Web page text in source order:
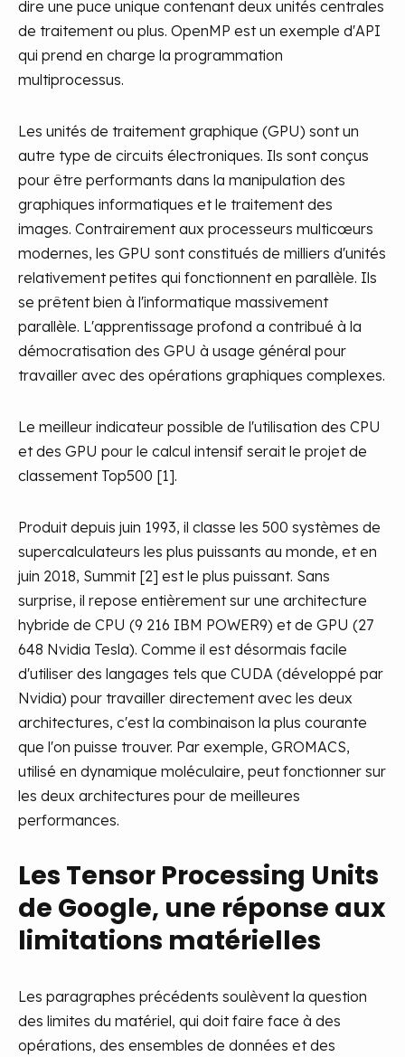
dire une puce unique contenant deux unités centrales
de traitement ou plus. OpenMP est un exemple d'API
qui prend en charge la programmation
multiprocessus.
Les unités de traitement graphique (GPU) sont un
autre type de circuits électroniques. Ils sont conçus
pour être performants dans la manipulation des
graphiques informatiques et le traitement des
images. Contrairement aux processeurs multicœurs
modernes, les GPU sont constitués de milliers d'unités
relativement petites qui fonctionnent en parallèle. Ils
se prêtent bien à l'informatique massivement
parallèle. L'apprentissage profond a contribué à la
démocratisation des GPU à usage général pour
travailler avec des opérations graphiques complexes.
Le meilleur indicateur possible de l'utilisation des CPU
et des GPU pour le calcul intensif serait le projet de
classement Top500 [1].
Produit depuis juin 1993, il classe les 500 systèmes de
supercalculateurs les plus puissants au monde, et en
juin 2018, Summit [2] est le plus puissant. Sans
surprise, il repose entièrement sur une architecture
hybride de CPU (9 216 IBM POWER9) et de GPU (27
648 Nvidia Tesla). Comme il est désormais facile
d'utiliser des langages tels que CUDA (développé par
Nvidia) pour travailler directement avec les deux
architectures, c'est la combinaison la plus courante
que l'on puisse trouver. Par exemple, GROMACS,
utilisé en dynamique moléculaire, peut fonctionner sur
les deux architectures pour de meilleures
performances.
Les Tensor Processing Units
de Google, une réponse aux
limitations matérielles
Les paragraphes précédents soulèvent la question
des limites du matériel, qui doit faire face à des
opérations, des ensembles de données et des